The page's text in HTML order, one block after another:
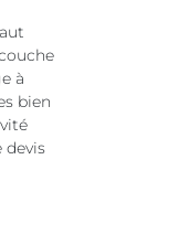
à
bien
devis